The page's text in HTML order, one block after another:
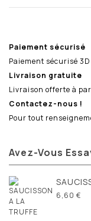
Paiement sécurisé
Paiement sécurisé
Livraison gratuite
Livraison offerte à
Contactez-nous !
Pour tout
Avez-Vous
6,60 €